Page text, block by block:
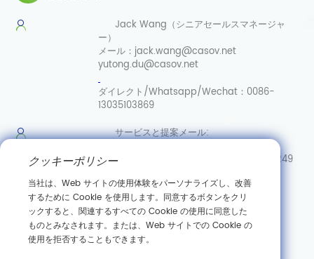
Jack Wang（シニアセールスマネージャ
ー）
メール： jack.wang@casov.net
yutong.du@casov.net
ダイレクト/Whatsapp/Wechat： 0086-
13035103869
サービスと提案メール:
ト/Whatsapp/Wechat:
0086-15307143249
武漢合成
生物学イノベーションハブ
中国湖北省武漢市東湖新技術開発区高科園三路89号
クッキーポリシー
当社は、Web サイトの使用体験をパーソナライズし、改善
するために Cookie を使用します。同意するボタンをクリ
ックすると、関連するすべての Cookie の使用に同意した
ものとみなされます。または、Web サイトでの Cookie の
使用を拒否することもできます。